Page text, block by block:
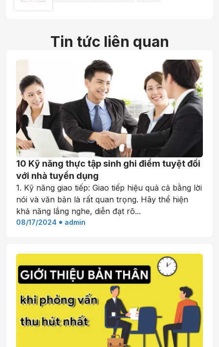
Tin tức liên quan
10 Kỹ năng thực tập sinh ghi điểm tuyệt đối
với nhà tuyển dụng
1. Kỹ năng giao tiếp: Giao tiếp hiệu quả cả bằng lời
nói và văn bản là rất quan trọng. Hãy thể hiện
khả năng lắng nghe, diễn đạt rõ...
08/17/2024 admin